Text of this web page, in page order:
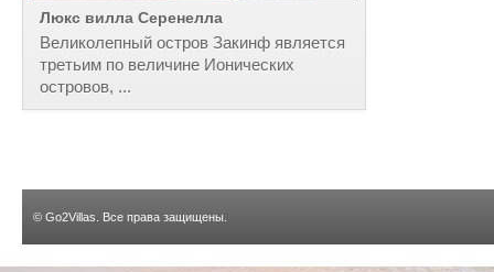
Люкс вилла Серенелла
Великолепный остров Закинф является
третьим по величине Ионических
островов, ...
© Go2Villas . Все права защищены.